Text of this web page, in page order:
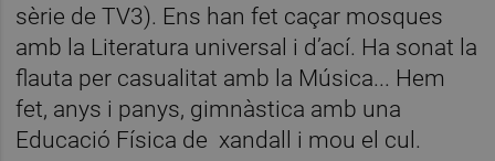
sèrie de TV3). Ens han fet caçar mosques
amb la Literatura universal i d’ací. Ha sonat la
flauta per casualitat amb la Música... Hem
fet, anys i panys, gimnàstica amb una
Educació Física de xandall i mou el cul.